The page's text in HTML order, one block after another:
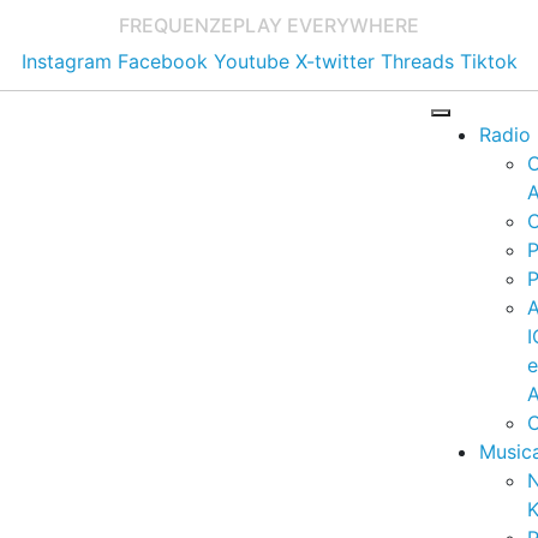
FREQUENZEPLAY EVERYWHERE
Instagram Facebook Youtube X-twitter Threads Tiktok
Radio
e